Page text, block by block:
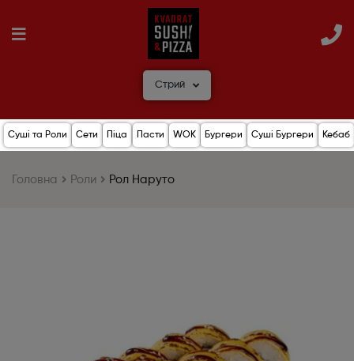
Стрий
Суші та Роли Сети Піца Пасти WOK Бургери Суші Бургери Кебаб
Головна Роли Рол Наруто